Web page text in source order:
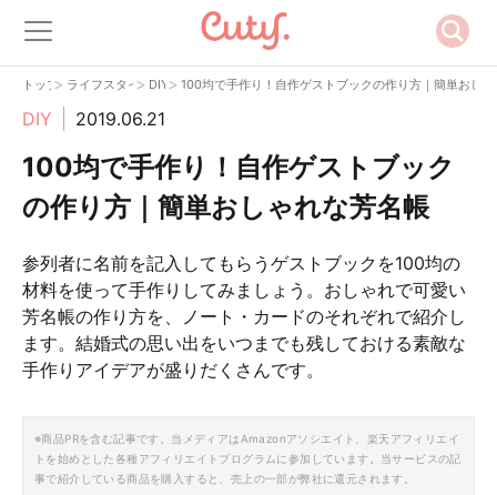
トップ> ライフスタイル
> DIY> 100均で手作り！自作ゲストブックの作り方｜簡単おし
DIY 2019.06.21
100均で手作り！自作ゲストブック
の作り方｜簡単おしゃれな芳名帳
参列者に名前を記入してもらうゲストブックを100均の
材料を使って手作りしてみましょう。おしゃれで可愛い
芳名帳の作り方を、ノート・カードのそれぞれで紹介し
ます。結婚式の思い出をいつまでも残しておける素敵な
手作りアイデアが盛りだくさんです。
※商品PRを含む記事です。当メディアはAmazonアソシエイト、楽天アフィリエイ
トを始めとした各種アフィリエイトプログラムに参加しています。当サービスの記
事で紹介している商品を購入すると、売上の一部が弊社に還元されます。